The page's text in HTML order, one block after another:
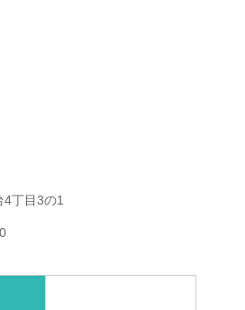
丁目3の1